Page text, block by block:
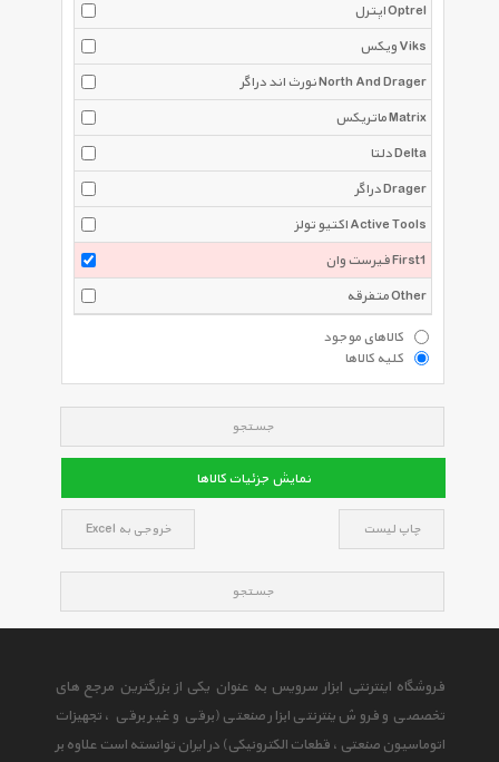
اپترل Optrel
ویکس Viks
نورث اند دراگر North And Drager
ماتریکس Matrix
دلتا Delta
دراگر Drager
اکتیو تولز Active Tools
فیرست وان First1
متفرقه Other
کالاهای موجود
کلیه کالاها
جستجو
نمایش جزئیات کالاها
چاپ لیست خروجی به Excel
جستجو
فروشگاه اینترنتی ابزار سرویس به عنوان یکی از بزرگترین مرجع های
تخصصی و فروش ینترنتی ابزار صنعتی (برقی و غیر برقی ، تجهیزات
اتوماسیون صنعتی ، قطعات الکترونیکی) در ایران توانسته است علاوه بر